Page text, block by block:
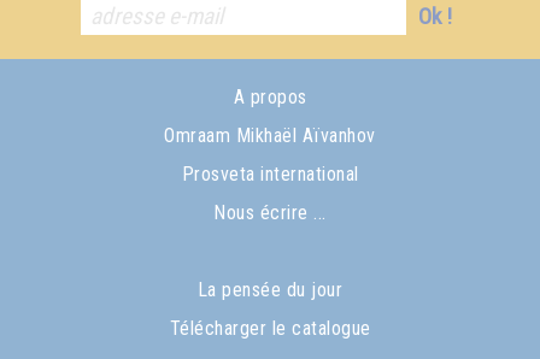
Ok !
A propos
Omraam Mikhaël Aïvanhov
Prosveta international
Nous écrire ...
La pensée du jour
Télécharger le catalogue